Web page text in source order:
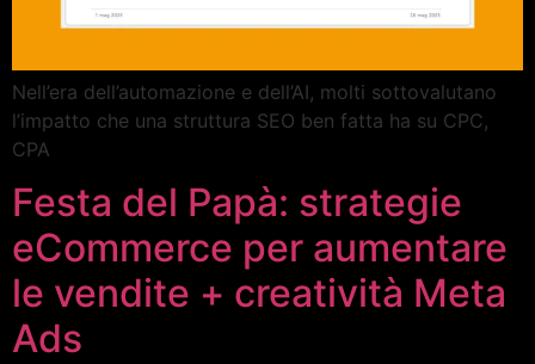
Nell’era dell’automazione e dell’AI, molti sottovalutano
l’impatto che una struttura SEO ben fatta ha su CPC,
CPA
Festa del Papà: strategie
eCommerce per aumentare
le vendite + creatività Meta
Ads